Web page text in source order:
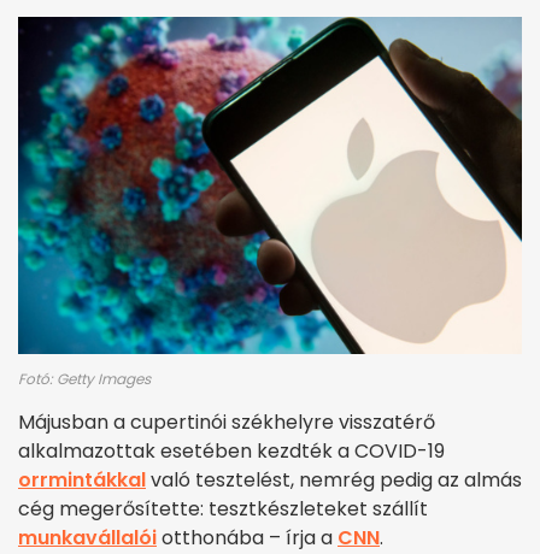
Fotó: Getty Images
Májusban a cupertinói székhelyre visszatérő
alkalmazottak esetében kezdték a COVID-19
orrmintákkalvaló tesztelést, nemrég pedig az almás
cég megerősítette: tesztkészleteket szállít
munkavállalóiotthonába – írja a CNN.